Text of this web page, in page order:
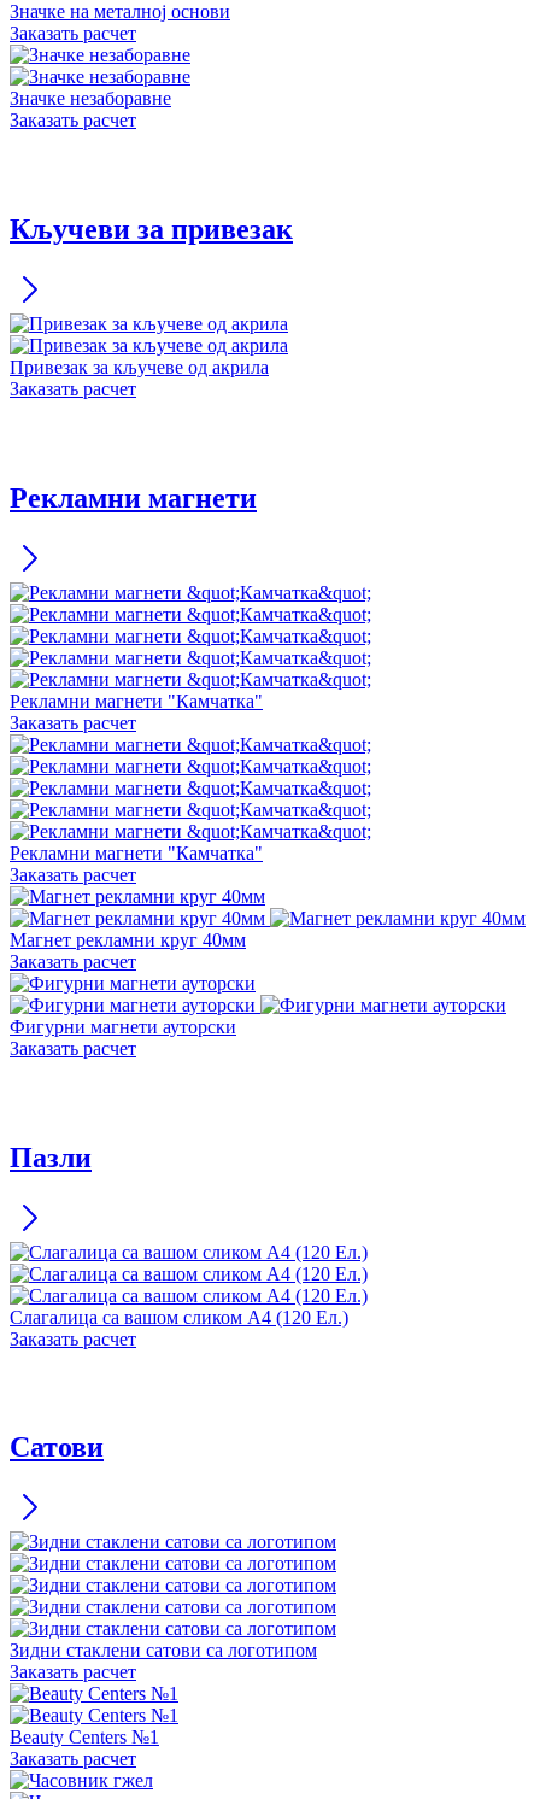
Значке на металној основи
Заказать расчет
Значке незаборавне
Заказать расчет
Кључеви за привезак
Привезак за кључеве од акрила
Заказать расчет
Рекламни магнети
Рекламни магнети "Камчатка"
Заказать расчет
Рекламни магнети "Камчатка"
Заказать расчет
Магнет рекламни круг 40мм
Заказать расчет
Фигурни магнети ауторски
Заказать расчет
Пазли
Слагалица са вашом сликом А4 (120 Ел.)
Заказать расчет
Сатови
Зидни стаклени сатови са логотипом
Заказать расчет
Beauty Centers №1
Заказать расчет